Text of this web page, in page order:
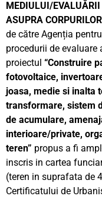
MEDIULUI/
ASUPRA
de către Agenția
procedurii de
proiectul “Construire
fotovoltaice,
joasa, medie si inalta
transformare, sistem
de acumulare,
interioare/private,
teren” propus a fi
inscris in cartea
(teren in suprafata de
Certificatului de